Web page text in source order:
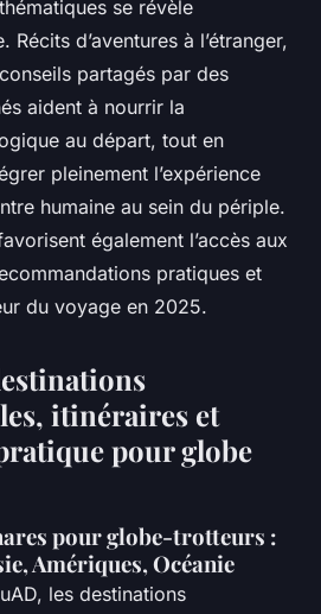
se révèle
Récits d’aventures à l’étranger,
partagés par des
aident à nourrir la
au départ, tout en
pleinement l’expérience
humaine au sein du périple.
également l’accès aux
pratiques et
du voyage en 2025.
itinéraires et
pour globe
pour globe-trotteurs :
Amériques, Océanie
les destinations